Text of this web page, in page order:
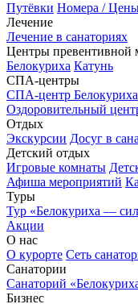
Путёвки Номера /
Лечение
Лечение в санаториях
Центры превентивной
Белокуриха Катунь
СПА-центры
СПА-центр Белокуриха
Оздоровительный
Отдых
Экскурсии Досуг в
Детский отдых
Игровые комнаты
Афиша мероприятий
Туры
Тур «Белокуриха —
Акции
О нас
О курорте Сеть
Санатории
Санаторий
Бизнес